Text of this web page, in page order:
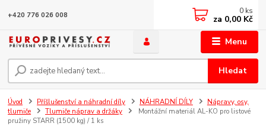
Menu
Hledat
+420 776 026 008 0 ks
za 0,00 Kč
Úvod Příšlušenství a náhradní díly NÁHRADNÍ DÍLY
Nápravy, osy,
tlumiče
Tlumiče náprav a držáky
Montážní materiál AL-KO pro listové
pružiny STARR (1500 kg) / 1 ks